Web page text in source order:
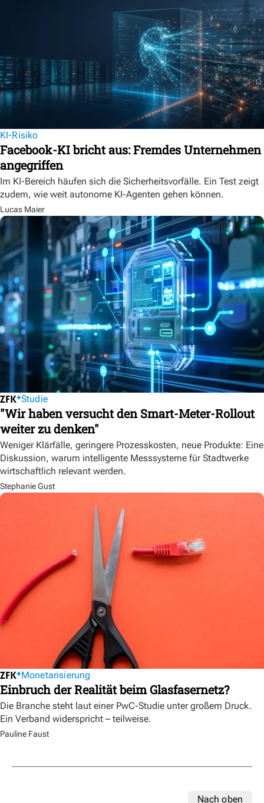
KI-Risiko
Facebook-KI bricht aus: Fremdes Unternehmen
angegriffen
Im KI-Bereich häufen sich die Sicherheitsvorfälle. Ein Test zeigt
zudem, wie weit autonome KI-Agenten gehen können.
Lucas Maier
Studie
"Wir haben versucht den Smart-Meter-Rollout
weiter zu denken"
Weniger Klärfälle, geringere Prozesskosten, neue Produkte: Eine
Diskussion, warum intelligente Messsysteme für Stadtwerke
wirtschaftlich relevant werden.
Stephanie Gust
Monetarisierung
Einbruch der Realität beim Glasfasernetz?
Die Branche steht laut einer PwC-Studie unter großem Druck.
Ein Verband widerspricht – teilweise.
Pauline Faust
Nach oben